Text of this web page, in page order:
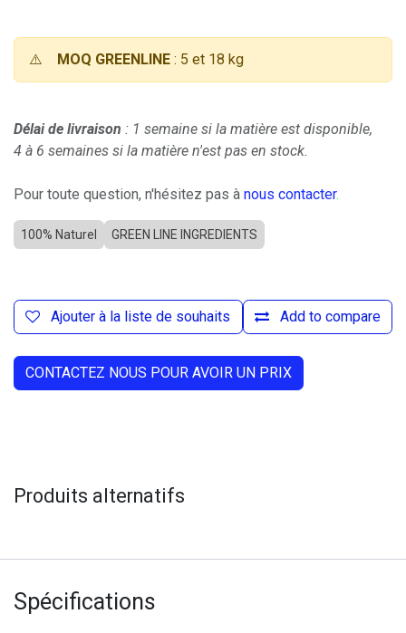
⚠️ MOQ GREENLINE : 5 et 18 kg
Délai de livraison : 1 semaine si la matière est disponible,
4 à 6 semaines si la matière n'est pas en stock.
Pour toute question, n'hésitez pas à nous contacter.
100% Naturel GREEN LINE INGREDIENTS
Add to compare
Ajouter à la liste de souhaits
CONTACTEZ NOUS POUR AVOIR UN PRIX
Produits alternatifs
Spécifications